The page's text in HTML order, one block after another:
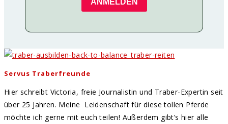
Servus Traberfreunde
Hier schreibt Victoria, freie Journalistin und Traber-Expertin seit
über 25 Jahren. Meine Leidenschaft für diese tollen Pferde
möchte ich gerne mit euch teilen! Außerdem gibt’s hier alle